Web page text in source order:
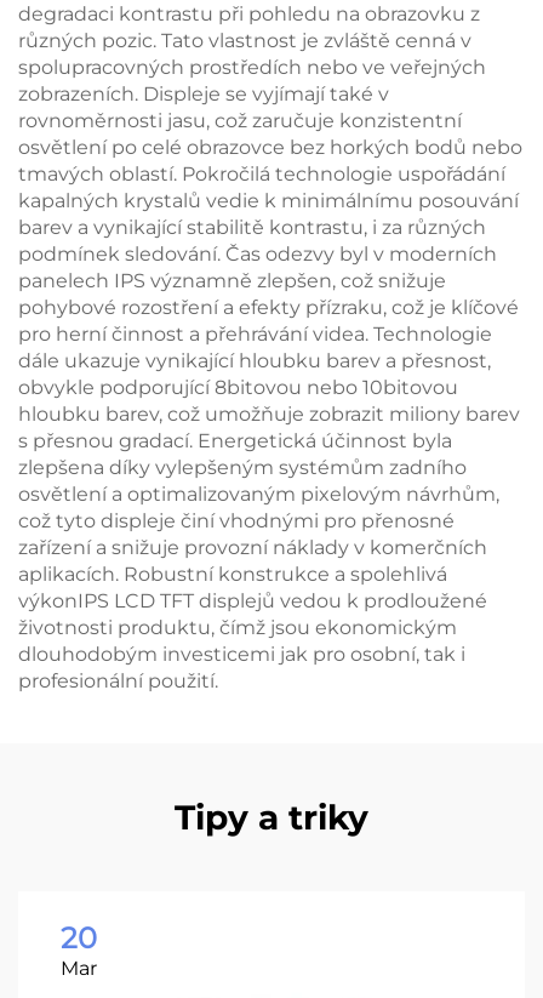
degradaci kontrastu při pohledu na obrazovku z
různých pozic. Tato vlastnost je zvláště cenná v
spolupracovných prostředích nebo ve veřejných
zobrazeních. Displeje se vyjímají také v
rovnoměrnosti jasu, což zaručuje konzistentní
osvětlení po celé obrazovce bez horkých bodů nebo
tmavých oblastí. Pokročilá technologie uspořádání
kapalných krystalů vedie k minimálnímu posouvání
barev a vynikající stabilitě kontrastu, i za různých
podmínek sledování. Čas odezvy byl v moderních
panelech IPS významně zlepšen, což snižuje
pohybové rozostření a efekty přízraku, což je klíčové
pro herní činnost a přehrávání videa. Technologie
dále ukazuje vynikající hloubku barev a přesnost,
obvykle podporující 8bitovou nebo 10bitovou
hloubku barev, což umožňuje zobrazit miliony barev
s přesnou gradací. Energetická účinnost byla
zlepšena díky vylepšeným systémům zadního
osvětlení a optimalizovaným pixelovým návrhům,
což tyto displeje činí vhodnými pro přenosné
zařízení a snižuje provozní náklady v komerčních
aplikacích. Robustní konstrukce a spolehlivá
výkonIPS LCD TFT displejů vedou k prodloužené
životnosti produktu, čímž jsou ekonomickým
dlouhodobým investicemi jak pro osobní, tak i
profesionální použití.
Tipy a triky
20
Mar